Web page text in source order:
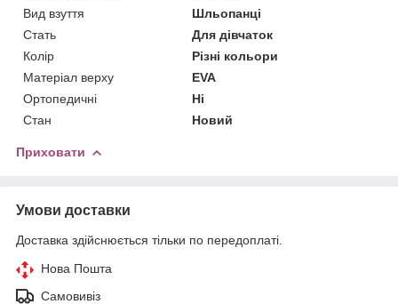
Вид взуття
Шльопанці
Стать
Для дівчаток
Колір
Різні кольори
Матеріал верху
EVA
Ортопедичні
Ні
Стан
Новий
Приховати
Умови доставки
Доставка здійснюється тільки по передоплаті.
Нова Пошта
Самовивіз